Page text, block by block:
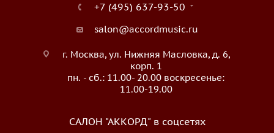
+7 (495) 637-93-50
salon@accordmusic.ru
г. Москва, ул. Нижняя Масловка, д. 6,
корп. 1
пн. - сб.: 11.00- 20.00 воскресенье:
11.00-19.00
САЛОН "АККОРД" в соцсетях